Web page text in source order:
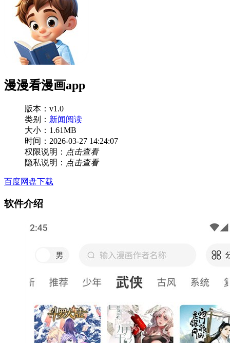
漫漫看漫画app
版本：v1.0
类别： 新闻阅读
大小：1.61MB
时间：2026-03-27 14:24:07
权限说明： 点击查看
隐私说明： 点击查看
百度网盘下载
软件介绍